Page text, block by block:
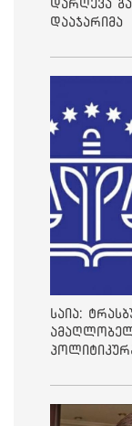
დარღევა
დააჯარიმა
საია: